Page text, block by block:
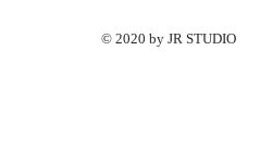
© 2020 by JR STUDIO